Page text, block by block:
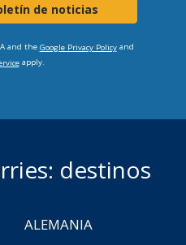
de noticias
and the Google Privacy Policyand
apply.
destinos
ALEMANIA